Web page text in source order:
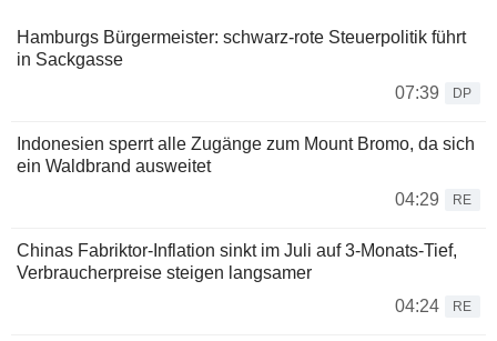
Hamburgs Bürgermeister: schwarz-rote Steuerpolitik führt
in Sackgasse
07:39
DP
Indonesien sperrt alle Zugänge zum Mount Bromo, da sich
ein Waldbrand ausweitet
04:29
RE
Chinas Fabriktor-Inflation sinkt im Juli auf 3-Monats-Tief,
Verbraucherpreise steigen langsamer
04:24
RE